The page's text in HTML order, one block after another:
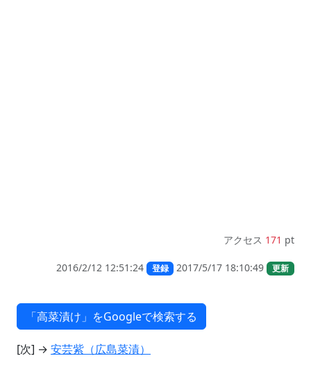
アクセス 171 pt
2016/2/12 12:51:24 登録 2017/5/17 18:10:49 更新
[次] → 安芸紫（広島菜漬）